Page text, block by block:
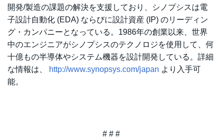
開発/製造の課題の解決を支援しており、シノプシスは電
子設計自動化 (EDA) ならびに設計資産 (IP) のリーディン
グ・カンパニーとなっている。1986年の創業以来、世界
中のエンジニアがシノプシスのテクノロジを使用して、何
十億もの半導体やシステム機器を設計開発している。詳細
な情報は、
http://www.synopsys.com/japan より入手可
能。
# # #